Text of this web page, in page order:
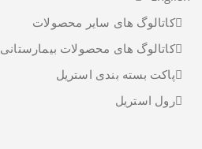
کاتالوگ های سایر محصولات
کاتالوگ های محصولات بیمارستانی
پاکت بسته بندی استریل
رول استریل